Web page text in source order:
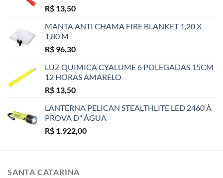
R$ 13,50
MANTA ANTI CHAMA FIRE BLANKET 1,20 X
1,80 M
R$ 96,30
LUZ QUIMICA CYALUME 6 POLEGADAS 15CM
12 HORAS AMARELO
R$ 13,50
LANTERNA PELICAN STEALTHLITE LED 2460 À
PROVA D" ÁGUA
R$ 1.922,00
SANTA CATARINA